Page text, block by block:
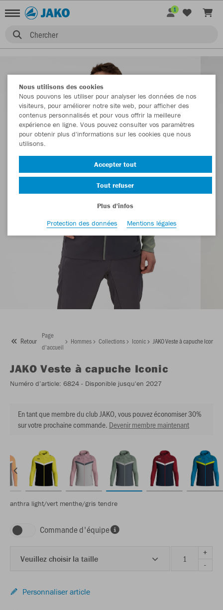
Chercher
1
Retour
Page
d'accueil
Hommes Collections Iconic JAKO Veste à capuche Iconic
JAKO Veste à capuche Iconic
Numéro d’article: 6824 - Disponible jusqu'en 2027
En tant que membre du club JAKO, vous pouvez économiser 30%
sur votre prochaine commande. Devenir membre maintenant
anthra light/vert menthe/gris tendre
Commande d'équipe
Veuillez choisir la taille
+
-
Personnaliser article
Nous utilisons des cookies
Nous pouvons les utiliser pour analyser les données de nos
visiteurs, pour améliorer notre site web, pour afficher des
contenus personnalisés et pour vous offrir la meilleure
expérience en ligne. Vous pouvez consulter vos paramètres
pour obtenir plus d'informations sur les cookies que nous
utilisons.
Accepter tout
Tout refuser
Plus d'infos
Protection des données
Mentions légales